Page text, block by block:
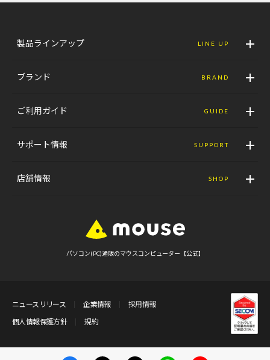
製品ラインアップ LINE UP
ブランド BRAND
ご利用ガイド GUIDE
サポート情報 SUPPORT
店舗情報 SHOP
パソコン(PC)通販のマウスコンピューター【公式】
ニュースリリース 企業情報
採用情報
個人情報保護方針
規約